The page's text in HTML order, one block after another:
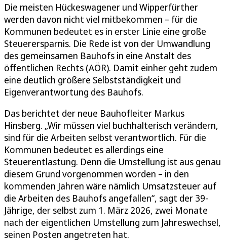
Die meisten Hückeswagener und Wipperfürther
werden davon nicht viel mitbekommen – für die
Kommunen bedeutet es in erster Linie eine große
Steuerersparnis. Die Rede ist von der Umwandlung
des gemeinsamen Bauhofs in eine Anstalt des
öffentlichen Rechts (AÖR). Damit einher geht zudem
eine deutlich größere Selbstständigkeit und
Eigenverantwortung des Bauhofs.
Das berichtet der neue Bauhofleiter Markus
Hinsberg. „Wir müssen viel buchhalterisch verändern,
sind für die Arbeiten selbst verantwortlich. Für die
Kommunen bedeutet es allerdings eine
Steuerentlastung. Denn die Umstellung ist aus genau
diesem Grund vorgenommen worden – in den
kommenden Jahren wäre nämlich Umsatzsteuer auf
die Arbeiten des Bauhofs angefallen“, sagt der 39-
Jährige, der selbst zum 1. März 2026, zwei Monate
nach der eigentlichen Umstellung zum Jahreswechsel,
seinen Posten angetreten hat.